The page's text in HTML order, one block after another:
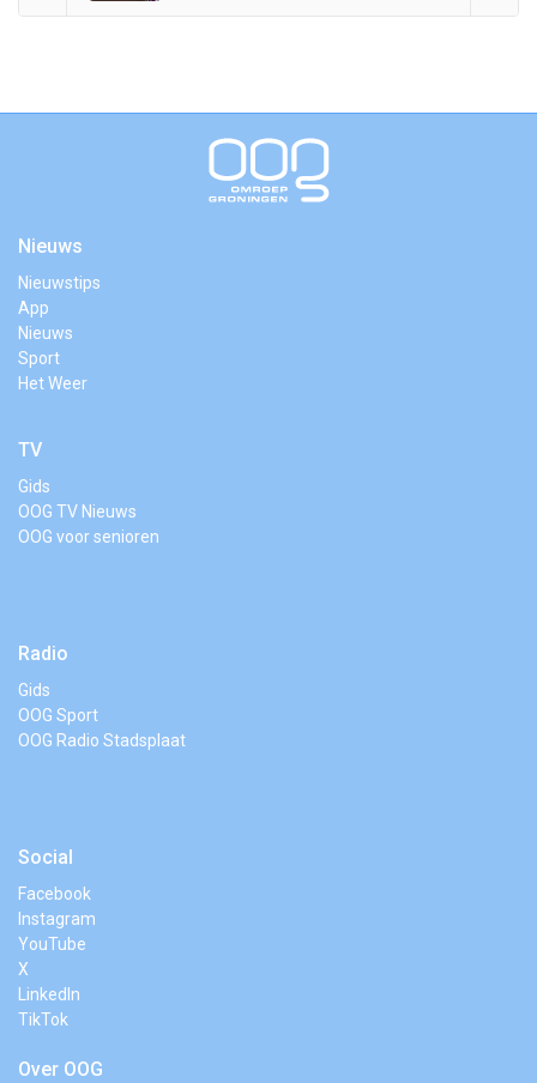
Nieuws
Nieuwstips
App
Nieuws
Sport
Het Weer
TV
Gids
OOG TV Nieuws
OOG voor senioren
Radio
Gids
OOG Sport
OOG Radio Stadsplaat
Social
Facebook
Instagram
YouTube
X
LinkedIn
TikTok
Over OOG